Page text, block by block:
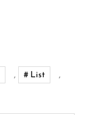
, List
,